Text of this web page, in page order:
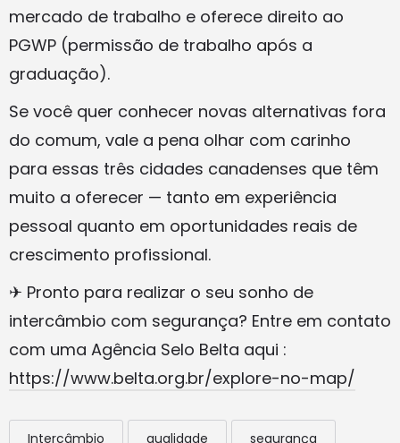
mercado de trabalho e oferece direito ao
PGWP (permissão de trabalho após a
graduação).
Se você quer conhecer novas alternativas fora
do comum, vale a pena olhar com carinho
para essas três cidades canadenses que têm
muito a oferecer — tanto em experiência
pessoal quanto em oportunidades reais de
crescimento profissional.
✈ Pronto para realizar o seu sonho de
intercâmbio com segurança? Entre em contato
com uma Agência Selo Belta aqui :
https://www.belta.org.br/explore-no-map/
Intercâmbio qualidade segurança